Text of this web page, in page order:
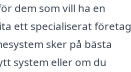
dem som vill ha en
ett specialiserat företag
sker på bästa
system eller om du